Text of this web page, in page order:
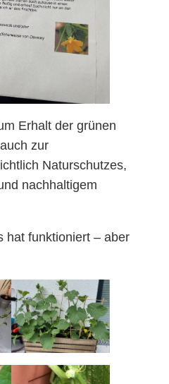
Erhalt der grünen
zur
Naturschutzes,
nachhaltigem
hat funktioniert – aber